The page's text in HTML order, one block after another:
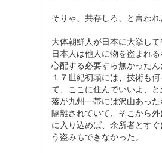
そりゃ、共存しろ、と言われ
大体朝鮮人が日本に大挙して
日本人は他人に物を盗まれ
心配する必要すら無かったん
１７世紀初頭には、技術も
て、ここに住んでいいよ、
落が九州一帯には沢山あっ
隔離されていて、そこから
に入り込めば、余所者とす
う盗みもできなかった。